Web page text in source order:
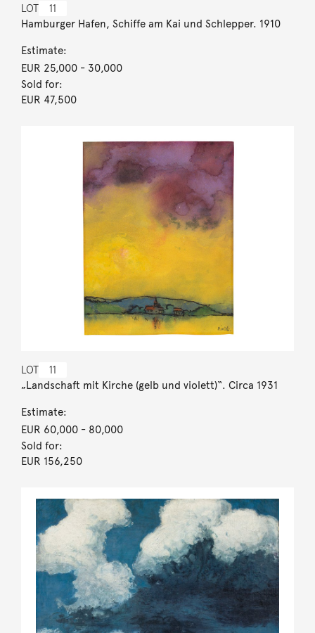
LOT 11
Hamburger Hafen, Schiffe am Kai und Schlepper. 1910
Estimate:
EUR 25,000- 30,000
Sold for:
EUR 47,500
LOT 11
„Landschaft mit Kirche (gelb und violett)“. Circa 1931
Estimate:
EUR 60,000- 80,000
Sold for:
EUR 156,250